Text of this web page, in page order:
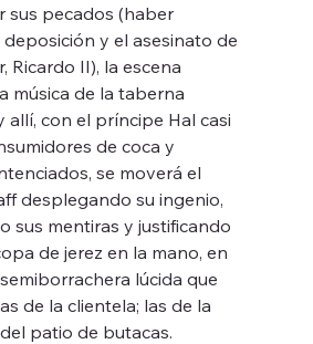
sus pecados (haber
y el asesinato de
Ricardo II), la escena
música de la taberna
allí, con el príncipe Hal casi
de coca y
se moverá el
desplegando su ingenio,
sus mentiras y justificando
de jerez en la mano, en
lúcida que
de la clientela; las de la
patio de butacas.